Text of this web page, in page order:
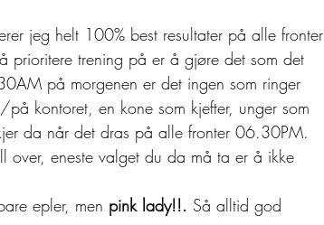
jeg helt 100% best resultater på alle fronter
prioritere trening på er å gjøre det som det
på morgenen er det ingen som ringer
kontoret, en kone som kjefter, unger som
da når det dras på alle fronter 06.30PM.
over, eneste valget du da må ta er å ikke
epler, men pink lady!!. Så alltid god